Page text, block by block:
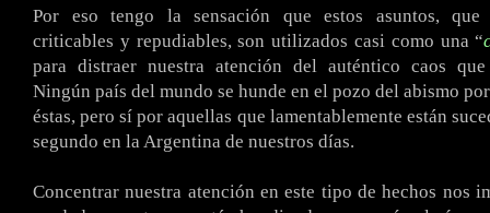
Por eso tengo la sensación que estos asuntos, que
criticables y repudiables, son utilizados casi como una “
para distraer nuestra atención del auténtico caos que
Ningún país del mundo se hunde en el pozo del abismo
éstas, pero sí por aquellas que lamentablemente están
segundo en la Argentina de nuestros días.
Concentrar nuestra atención en este tipo de hechos nos